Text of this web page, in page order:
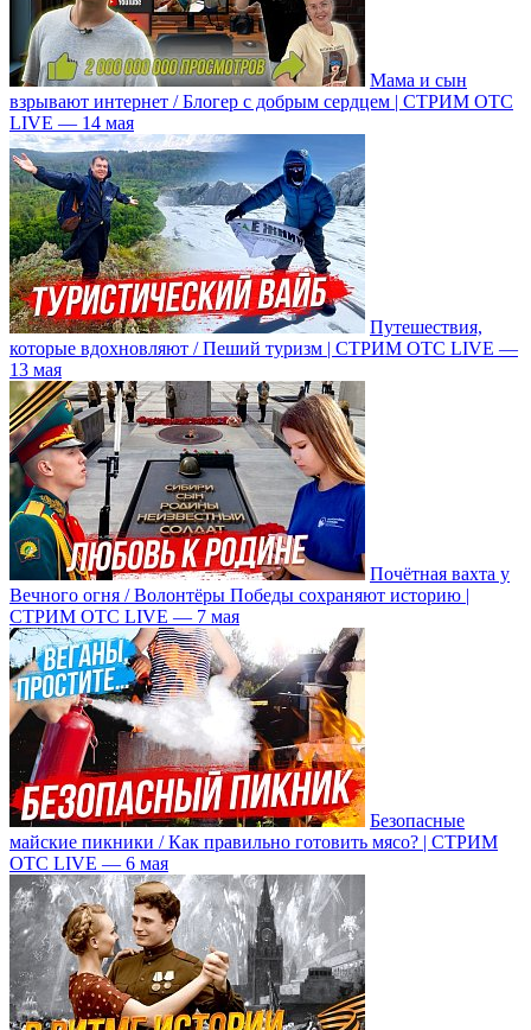
Мама и сын
взрывают интернет / Блогер с добрым сердцем | СТРИМ ОТС
LIVE — 14 мая
Путешествия,
которые вдохновляют / Пеший туризм | СТРИМ ОТС LIVE —
13 мая
Почётная вахта у
Вечного огня / Волонтёры Победы сохраняют историю |
СТРИМ ОТС LIVE — 7 мая
Безопасные
майские пикники / Как правильно готовить мясо? | СТРИМ
ОТС LIVE — 6 мая